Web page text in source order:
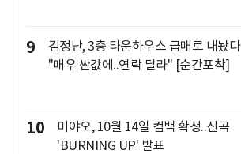
9
김정난, 3층 타운하우스 급매로 내놨다
"매우 싼값에..연락 달라" [순간포착]
10
미야오, 10월 14일 컴백 확정..신곡
'BURNING UP' 발표